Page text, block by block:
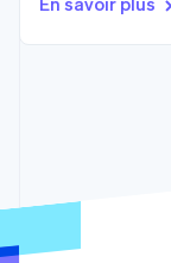
Constitution